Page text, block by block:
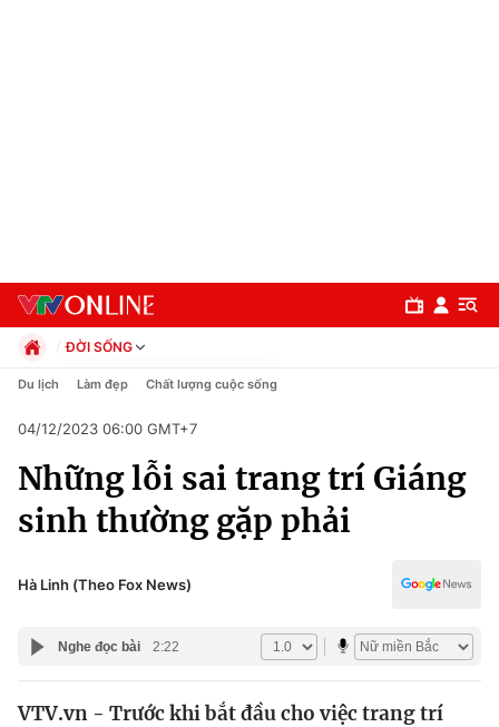
Chuyên mục
Chính trị
Pháp luật
ĐỜI SỐNG
Chính trị
Pháp luật
Kinh tế
Thể thao
Truyền hình
Y tế
Công nghệ
Du lịch Làm đẹp Chất lượng cuộc sống
04/12/2023 06:00 GMT+7
Những lỗi sai trang trí Giáng
sinh thường gặp phải
Hà Linh (Theo Fox News)
Nghe đọc bài 2:22
VTV.vn - Trước khi bắt đầu cho việc trang trí